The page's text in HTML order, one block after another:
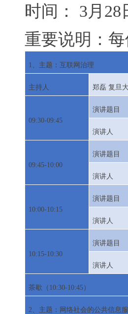
时间：
3月 28
重要说明：
1 、主题：互联网治理
主持人 郑磊 复旦
09:30-09:45
演讲题目
演讲人
09:45-10:00
演讲题目
演讲人
10:00-10:15
演讲题目
演讲人
10:15-10:30
演讲题目
演讲人
茶歇（ 10:30-10:45）
2、主题：网络社会的公共信息